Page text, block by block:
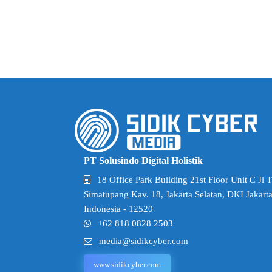
PT Solusindo Digital Holistik
18 Office Park Building 21st Floor Unit C Jl
Simatupang Kav. 18, Jakarta Selatan, DKI
Indonesia - 12520
+62 818 0828 2503
media@sidikcyber.com
www.sidikcyber.com